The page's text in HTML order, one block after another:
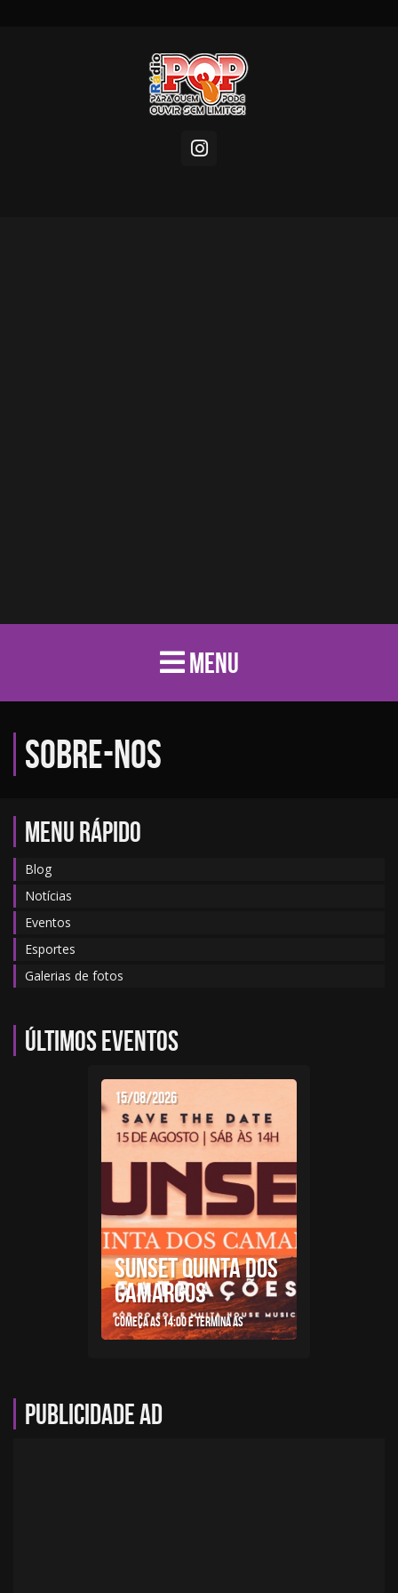
MENU
Sobre-nos
MENU RÁPIDO
Blog
Notícias
Eventos
Esportes
Galerias de fotos
Últimos eventos
15/08/2026
SUNSET QUINTA DOS
CAMARGOS
Começa as 14:00 e termina as
Publicidade AD